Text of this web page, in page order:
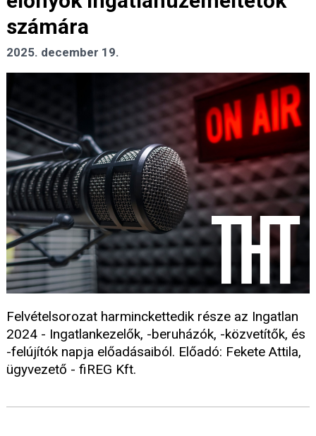
számára
2025. december 19.
Felvételsorozat harminckettedik része az Ingatlan
2024 - Ingatlankezelők, -beruházók, -közvetítők, és
-felújítók napja előadásaiból. Előadó: Fekete Attila,
ügyvezető - fiREG Kft.